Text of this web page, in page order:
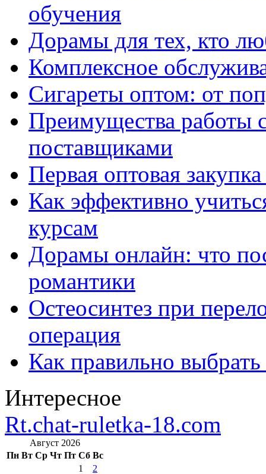
обучения
Дорамы для тех, кто
Комплексное
Сигареты оптом: от
Преимущества работы
поставщиками
Первая оптовая
Как эффективно
курсам
Дорамы онлайн: что
романтики
Остеосинтез при
операция
Как правильно
Интересное
Rt.chat-ruletka-18.com
Август 2026
Пн Вт Ср Чт Пт Сб Вс
1
2